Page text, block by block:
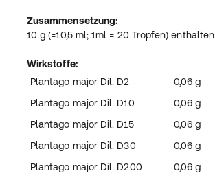
Zusammensetzung:
10 g (=10,5 ml; 1ml = 20 Tropfen)
Wirkstoffe:
Plantago major Dil. D2
0,06 g
Plantago major Dil. D10
0,06 g
Plantago major Dil. D15
0,06 g
Plantago major Dil. D30
0,06 g
Plantago major Dil. D200
0,06 g